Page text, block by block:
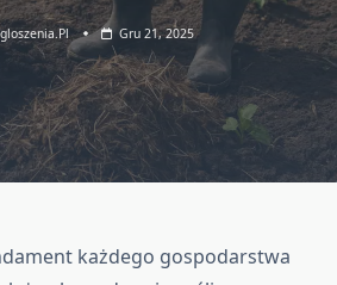
Gru 21, 2025
każdego gospodarstwa